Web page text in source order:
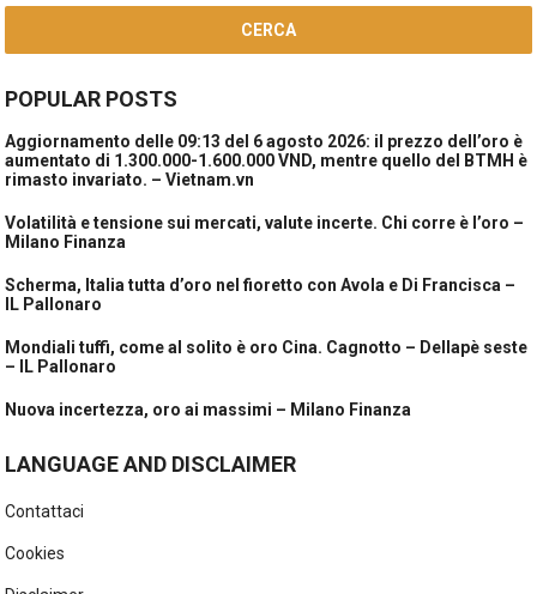
POPULAR POSTS
Aggiornamento delle 09:13 del 6 agosto 2026: il prezzo dell’oro è
aumentato di 1.300.000-1.600.000 VND, mentre quello del BTMH è
rimasto invariato. – Vietnam.vn
Volatilità e tensione sui mercati, valute incerte. Chi corre è l’oro –
Milano Finanza
Scherma, Italia tutta d’oro nel fioretto con Avola e Di Francisca –
IL Pallonaro
Mondiali tuffi, come al solito è oro Cina. Cagnotto – Dellapè seste
– IL Pallonaro
Nuova incertezza, oro ai massimi – Milano Finanza
LANGUAGE AND DISCLAIMER
Contattaci
Cookies